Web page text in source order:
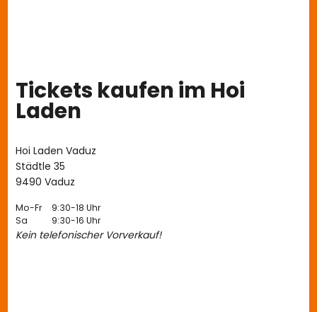
Tickets kaufen im Hoi
Laden
Hoi Laden Vaduz
Städtle 35
9490 Vaduz
Mo-Fr
9:30-18 Uhr
Sa
9:30-16 Uhr
Kein telefonischer Vorverkauf!